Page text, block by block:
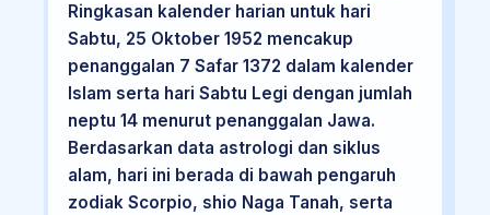
Ringkasan kalender harian untuk hari
Sabtu, 25 Oktober 1952 mencakup
penanggalan 7 Safar 1372 dalam kalender
Islam serta hari Sabtu Legi dengan jumlah
neptu 14 menurut penanggalan Jawa.
Berdasarkan data astrologi dan siklus
alam, hari ini berada di bawah pengaruh
zodiak Scorpio, shio Naga Tanah, serta